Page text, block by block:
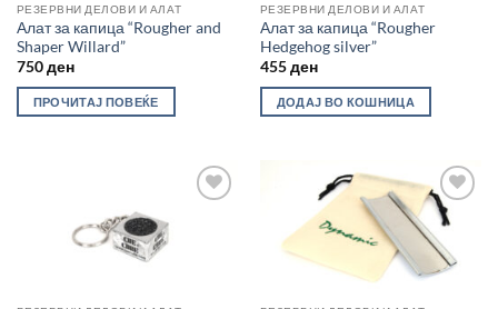
РЕЗЕРВНИ ДЕЛОВИ И АЛАТ
Алат за капица “Rougher and
Shaper Willard”
750ден
ПРОЧИТАЈ ПОВЕЌЕ
РЕЗЕРВНИ ДЕЛОВИ И АЛАТ
Алат за капица “Rougher
Hedgehog silver”
455ден
ДОДАЈ ВО КОШНИЦА
желботека
Во
желботека